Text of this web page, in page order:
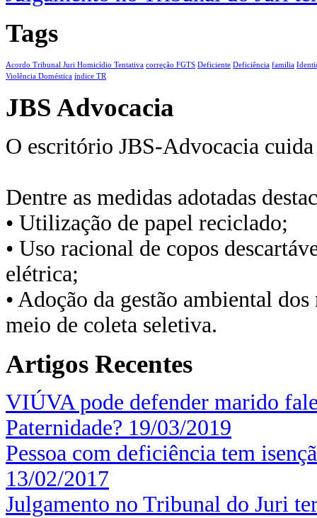
Tags
Acordo Tribunal Juri Homicídio Tentativa correção FGTS Deficiente Deficiência familia
Violência Doméstica índice TR
JBS Advocacia
O escritório JBS-Advocacia
Dentre as medidas adotadas
• Utilização de papel reciclado;
• Uso racional de copos
elétrica;
• Adoção da gestão ambiental
meio de coleta seletiva.
Artigos Recentes
VIÚVA pode defender marido
Paternidade? 19/03/2019
Pessoa com deficiência tem
13/02/2017
Julgamento no Tribunal do Juri